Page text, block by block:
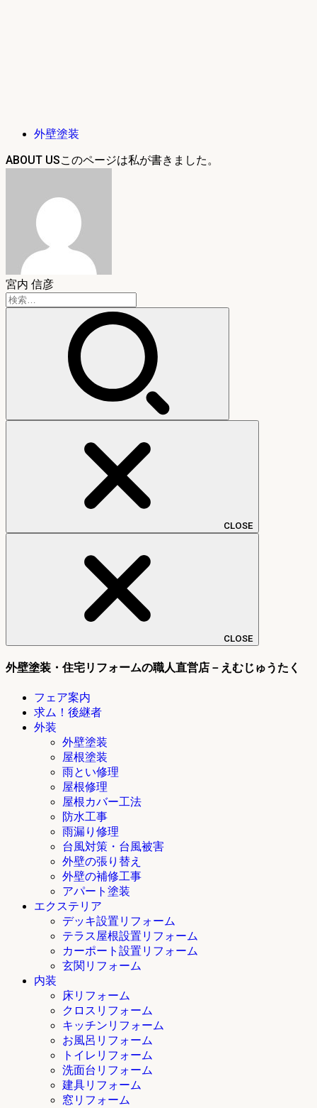
外壁塗装
ABOUT US
宮内 信彦
検
索:
CLOSE
CLOSE
外壁塗装・住宅リフォームの職人直営店－えむじゅうたく
フェア案内
求ム！後継者
外装
外壁塗装
屋根塗装
雨とい修理
屋根修理
屋根カバー工法
防水工事
雨漏り修理
台風対策・台風被害
外壁の張り替え
外壁の補修工事
アパート塗装
エクステリア
デッキ設置リフォーム
テラス屋根設置リフォーム
カーポート設置リフォーム
玄関リフォーム
内装
床リフォーム
クロスリフォーム
キッチンリフォーム
お風呂リフォーム
トイレリフォーム
洗面台リフォーム
建具リフォーム
窓リフォーム